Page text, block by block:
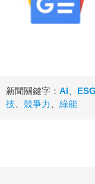
新聞關鍵字： AI ESG
技
競爭力 綠能